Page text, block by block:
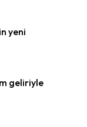
yeni
geliriyle